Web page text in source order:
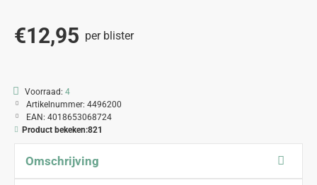
€12,95 per blister
Voorraad: 4
Artikelnummer: 4496200
EAN: 4018653068724
Product bekeken:821
Omschrijving